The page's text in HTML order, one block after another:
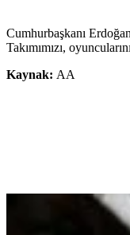
Cumhurbaşkanı
Takımımızı,
Kaynak: AA